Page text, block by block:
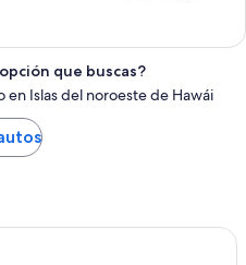
que buscas?
en Islas del noroeste de Hawái